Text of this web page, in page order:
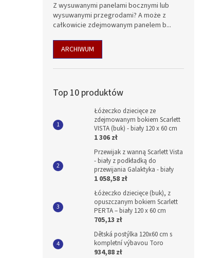
Z wysuwanymi panelami bocznymi lub
wysuwanymi przegrodami? A może z
całkowicie zdejmowanym panelem b...
ARCHIWUM
Top 10 produktów
Łóżeczko dziecięce ze
zdejmowanym bokiem Scarlett
VISTA (buk) - biały 120 x 60 cm
1 306 zł
Przewijak z wanną Scarlett Vista
- biały z podkładką do
przewijania Galaktyka - biały
1 058,58 zł
Łóżeczko dziecięce (buk), z
opuszczanym bokiem Scarlett
PERTA – biały 120 x 60 cm
705,13 zł
Dětská postýlka 120x60 cm s
kompletní výbavou Toro
934,88 zł